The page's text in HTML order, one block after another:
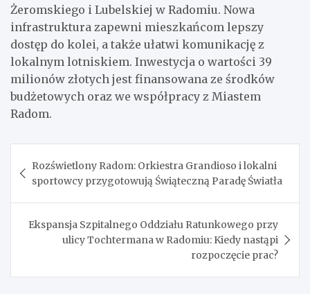
Żeromskiego i Lubelskiej w Radomiu. Nowa
infrastruktura zapewni mieszkańcom lepszy
dostęp do kolei, a także ułatwi komunikację z
lokalnym lotniskiem. Inwestycja o wartości 39
milionów złotych jest finansowana ze środków
budżetowych oraz we współpracy z Miastem
Radom.
wpisu
Rozświetlony Radom: Orkiestra Grandioso i lokalni
sportowcy przygotowują Świąteczną Paradę Światła
Ekspansja Szpitalnego Oddziału Ratunkowego przy
ulicy Tochtermana w Radomiu: Kiedy nastąpi
rozpoczęcie prac?